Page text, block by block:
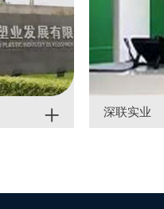
+ 深联实业